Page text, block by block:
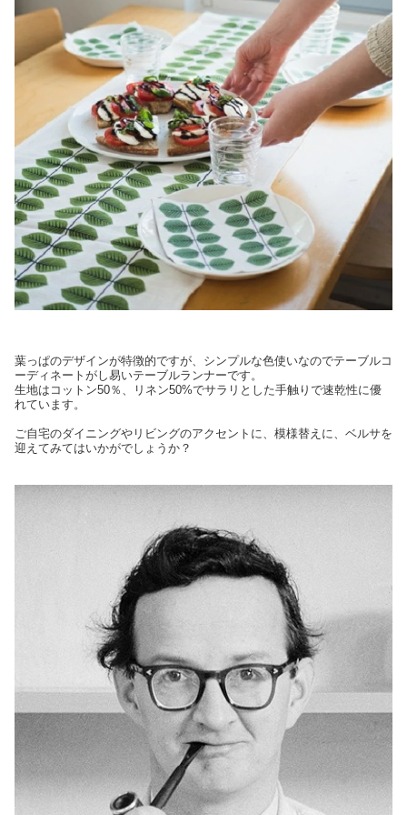
葉っぱのデザインが特徴的ですが、シンプルな色使いなのでテーブルコ
ーディネートがし易いテーブルランナーです。
生地はコットン50％、リネン50%でサラリとした手触りで速乾性に優
れています。
ご自宅のダイニングやリビングのアクセントに、模様替えに、ベルサを
迎えてみてはいかがでしょうか？